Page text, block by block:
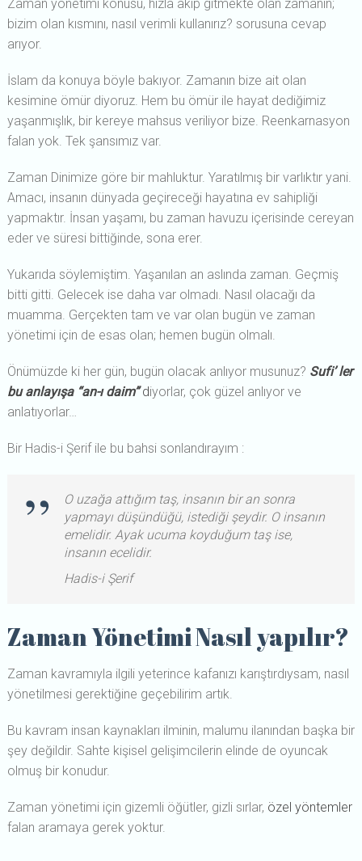
Zaman yönetimi konusu, hızla akıp gitmekte olan zamanın;
bizim olan kısmını, nasıl verimli kullanırız? sorusuna cevap
arıyor.
İslam da konuya böyle bakıyor. Zamanın bize ait olan
kesimine ömür diyoruz. Hem bu ömür ile hayat dediğimiz
yaşanmışlık, bir kereye mahsus veriliyor bize. Reenkarnasyon
falan yok. Tek şansımız var.
Zaman Dinimize göre bir mahluktur. Yaratılmış bir varlıktır yani.
Amacı, insanın dünyada geçireceği hayatına ev sahipliği
yapmaktır. İnsan yaşamı, bu zaman havuzu içerisinde cereyan
eder ve süresi bittiğinde, sona erer.
Yukarıda söylemiştim. Yaşanılan an aslında zaman. Geçmiş
bitti gitti. Gelecek ise daha var olmadı. Nasıl olacağı da
muamma. Gerçekten tam ve var olan bugün ve zaman
yönetimi için de esas olan; hemen bugün olmalı.
Önümüzde ki her gün, bugün olacak anlıyor musunuz? Sufi’ ler
bu anlayışa “an-ı daim”diyorlar, çok güzel anlıyor ve
anlatıyorlar…
Bir Hadis-i Şerif ile bu bahsi sonlandırayım :
O uzağa attığım taş, insanın bir an sonra
yapmayı düşündüğü, istediği şeydir. O insanın
emelidir. Ayak ucuma koyduğum taş ise,
insanın ecelidir.
Hadis-i Şerif
Zaman Yönetimi Nasıl yapılır?
Zaman kavramıyla ilgili yeterince kafanızı karıştırdıysam, nasıl
yönetilmesi gerektiğine geçebilirim artık.
Bu kavram insan kaynakları ilminin, malumu ilanından başka bir
şey değildir. Sahte kişisel gelişimcilerin elinde de oyuncak
olmuş bir konudur.
Zaman yönetimi için gizemli öğütler, gizli sırlar, özel yöntemler
falan aramaya gerek yoktur.